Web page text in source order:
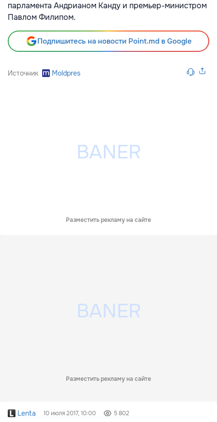
парламента Андрианом Канду и премьер-министром
Павлом Филипом.
Подпишитесь на новости Point.md в Google
Источник Moldpres
Разместить рекламу на сайте
Разместить рекламу на сайте
Lenta 10 июля 2017, 10:00 5 802